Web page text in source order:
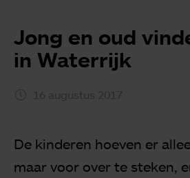
Jong en oud
in Waterrijk
16 augustus 2017
De kinderen hoeven er
maar voor over te steken,